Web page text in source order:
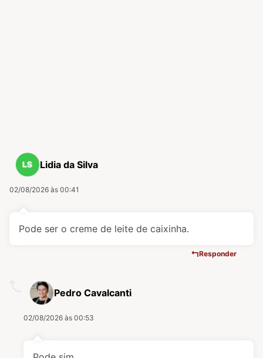
Lidia da Silva
02/08/2026 às 00:41
Pode ser o creme de leite de caixinha.
Responder
Pedro Cavalcanti
02/08/2026 às 00:53